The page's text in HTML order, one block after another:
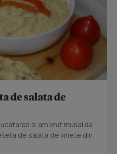
de salata de
si am vrut musai sa
de salata de vinete din